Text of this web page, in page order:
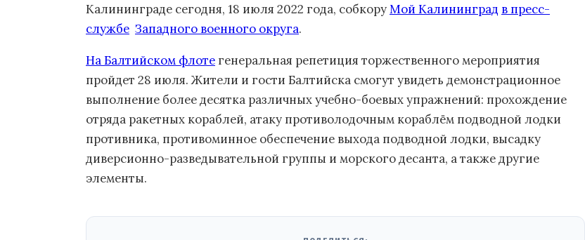
Калининграде сегодня, 18 июля 2022 года, собкоруМой Калининград в пресс-
службе Западного военного округа.
На Балтийском флоте генеральная репетиция торжественного мероприятия
пройдет 28 июля. Жители и гости Балтийска смогут увидеть демонстрационное
выполнение более десятка различных учебно-боевых упражнений: прохождение
отряда ракетных кораблей, атаку противолодочным кораблём подводной лодки
противника, противоминное обеспечение выхода подводной лодки, высадку
диверсионно-разведывательной группы и морского десанта, а также другие
элементы.